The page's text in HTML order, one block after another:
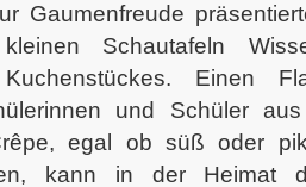
Gaumenfreude
Schautafeln
Einen
und Schüler
egal ob süß oder
kann in der Heimat